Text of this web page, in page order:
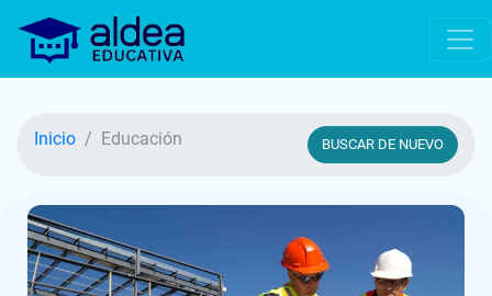
Inicio Educación BUSCAR DE NUEVO